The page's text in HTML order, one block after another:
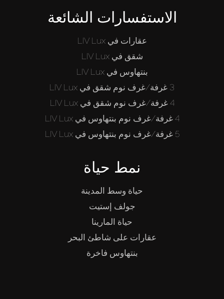
الاستفسارات الشائعة
عقارات في LIV Lux
شقق في LIV Lux
بنتهاوس في LIV Lux
3 غرفة/غرف نوم شقق في LIV Lux
4 غرفة/غرف نوم شقق في LIV Lux
4 غرفة/غرف نوم بنتهاوس في LIV Lux
5 غرفة/غرف نوم بنتهاوس في LIV Lux
نمط حياة
حياة وسط المدينة
جولف إستيت
حياة المارينا
عقارات على شاطئ البحر
بنتهاوس فاخرة